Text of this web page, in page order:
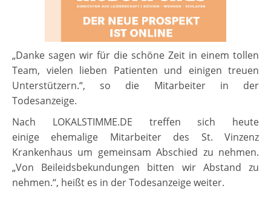
„Danke sagen wir für die schöne Zeit in einem tollen
Team, vielen lieben Patienten und einigen treuen
Unterstützern.“, so die Mitarbeiter in der
Todesanzeige.
Nach LOKALSTIMME.DE treffen sich heute
einige ehemalige Mitarbeiter des St. Vinzenz
Krankenhaus um gemeinsam Abschied zu nehmen.
„Von Beileidsbekundungen bitten wir Abstand zu
nehmen.“, heißt es in der Todesanzeige weiter.